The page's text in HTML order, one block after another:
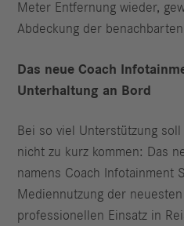
Meter Entfernung wieder,
Abdeckung der
Das neue Coach
Unterhaltung an Bord
Bei so viel Unterstützung
nicht zu kurz kommen: Das
namens Coach Infotainment
Mediennutzung der
professionellen Einsatz in